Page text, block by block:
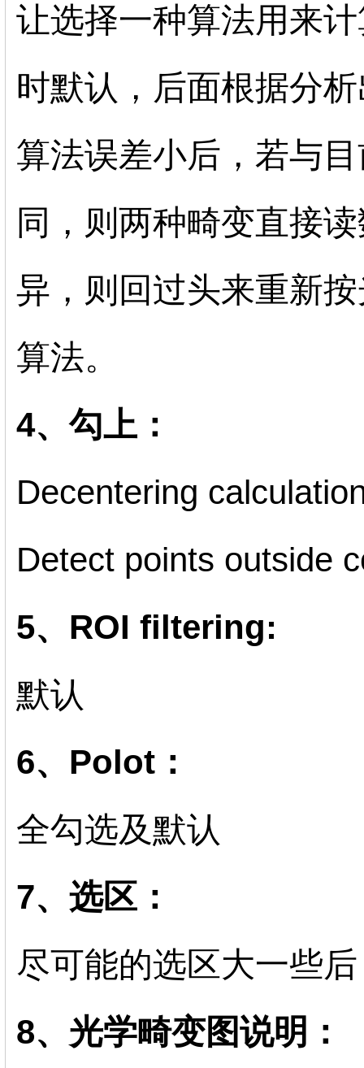
让选择一种算法用来
时默认，后面根据分
算法误差小后，若与
同，则两种畸变直接
异，则回过头来重新
算法。
4、勾上：
Decentering
Detect points outside
5、ROI filtering:
默认
6、Polot：
全勾选及默认
7、选区：
尽可能的选区大一些
8、光学畸变图说明：